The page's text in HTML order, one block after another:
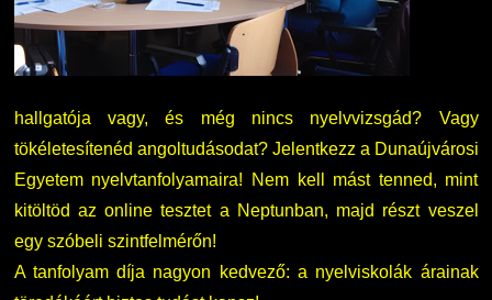
hallgatója vagy, és még nincs nyelvvizsgád? Vagy
tökéletesítenéd angoltudásodat? Jelentkezz a Dunaújvárosi
Egyetem nyelvtanfolyamaira! Nem kell mást tenned, mint
kitöltöd az online tesztet a Neptunban, majd részt veszel
egy szóbeli szintfelmérőn!
A tanfolyam díja nagyon kedvező: a nyelviskolák árainak